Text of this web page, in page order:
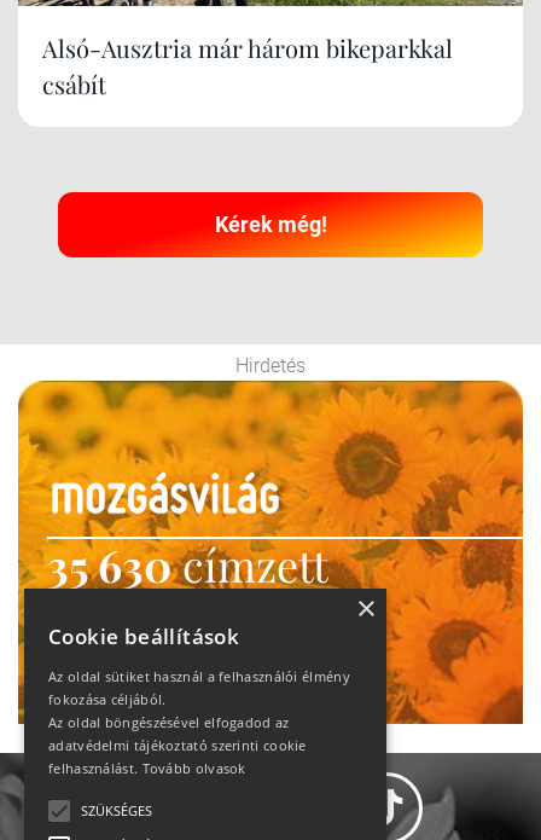
Alsó-Ausztria már három bikeparkkal
csábít
Kérek még!
Hirdetés
35 630címzett
heti motiváció
Ne maradj le!
×
Cookie beállítások
Az oldal sütiket használ a felhasználói élmény
fokozása céljából.
Az oldal böngészésével elfogadod az
adatvédelmi tájékoztató szerinti cookie
felhasználást. Tovább olvasok
SZÜKSÉGES